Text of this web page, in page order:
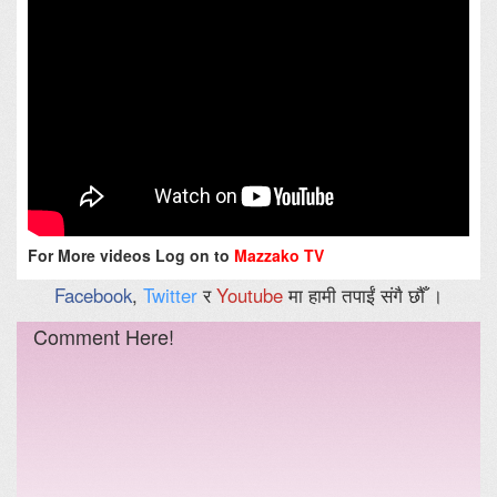
For More videos Log on to Mazzako TV
Facebook, TwitterरYoutubeमा हामी तपाईं संगै छौँ ।
Comment Here!